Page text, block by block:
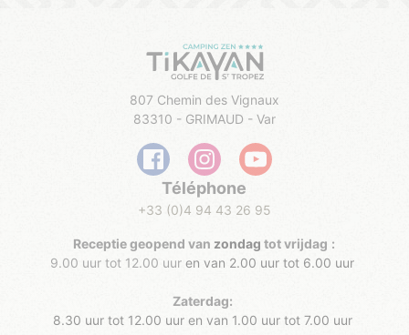
807 Chemin des Vignaux
83310 - GRIMAUD - Var
Téléphone
+33 (0)4 94 43 26 95
Receptie geopend van zondag tot vrijdag :
9.00 uur tot 12.00 uuren van 2.00 uur tot 6.00 uur
Zaterdag:
8.30 uur tot 12.00 uur en van 1.00 uur tot 7.00 uur